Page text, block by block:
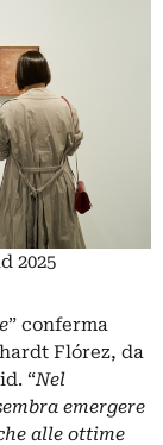
2025
” conferma
Flórez, da
“Nel
emergere
alle ottime